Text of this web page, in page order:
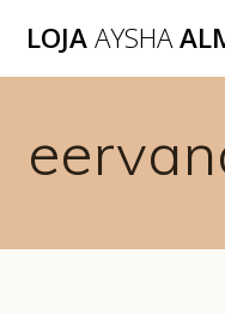
LOJAAYSHA